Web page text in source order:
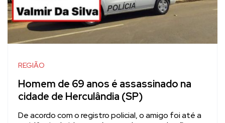
REGIÃO
Homem de 69 anos é assassinado na
cidade de Herculândia (SP)
De acordo com o registro policial, o amigo foi até a